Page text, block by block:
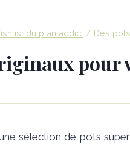
du plantaddict / Des
pour
sélection de pots